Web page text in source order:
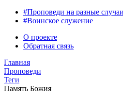
#Проповеди на разные случаи
#Воинское служение
О проекте
Обратная связь
Главная
Проповеди
Теги
Память Божия